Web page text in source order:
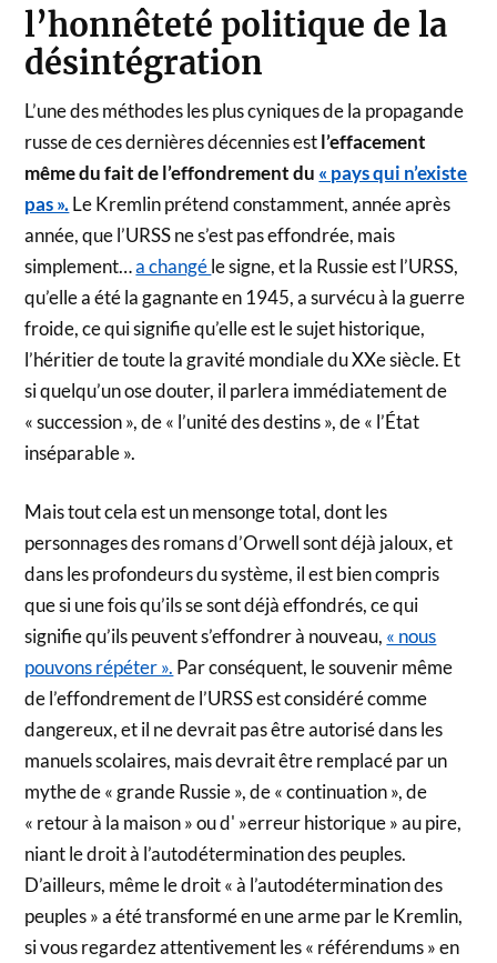
l’honnêteté politique de la
désintégration
L’une des méthodes les plus cyniques de la propagande
russe de ces dernières décennies estl’effacement
même du fait de l’effondrement du « pays qui n’existe
pas ».Le Kremlin prétend constamment, année après
année, que l’URSS ne s’est pas effondrée, mais
simplement…a changéle signe, et la Russie est l’URSS,
qu’elle a été la gagnante en 1945, a survécu à la guerre
froide, ce qui signifie qu’elle est le sujet historique,
l’héritier de toute la gravité mondiale du XXe siècle. Et
si quelqu’un ose douter, il parlera immédiatement de
« succession », de « l’unité des destins », de « l’État
inséparable ».
Mais tout cela est un mensonge total, dont les
personnages des romans d’Orwell sont déjà jaloux, et
dans les profondeurs du système, il est bien compris
que si une fois qu’ils se sont déjà effondrés, ce qui
signifie qu’ils peuvent s’effondrer à nouveau, « nous
pouvons répéter ». Par conséquent, le souvenir même
de l’effondrement de l’URSS est considéré comme
dangereux, et il ne devrait pas être autorisé dans les
manuels scolaires, mais devrait être remplacé par un
mythe de « grande Russie », de « continuation », de
« retour à la maison » ou d' »erreur historique » au pire,
niant le droit à l’autodétermination des peuples.
D’ailleurs, même le droit « à l’autodétermination des
peuples » a été transformé en une arme par le Kremlin,
si vous regardez attentivement les « référendums » en